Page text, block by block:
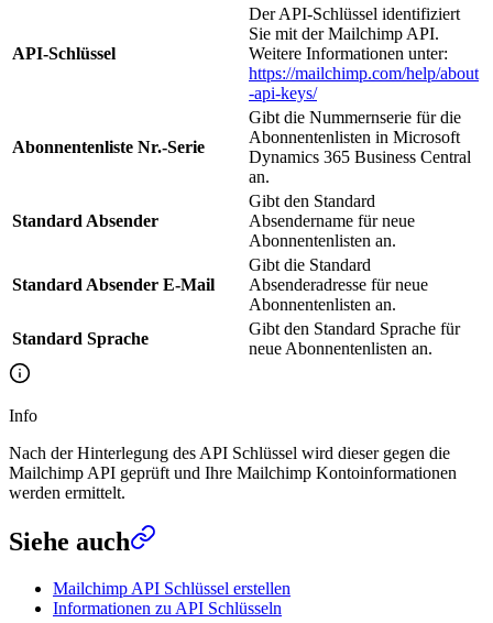
API-Schlüssel
Der API-Schlüssel identifiziert
Sie mit der Mailchimp API.
Weitere Informationen unter:
https://mailchimp.com/help/about
-api-keys/
Abonnentenliste Nr.-Serie
Gibt die Nummernserie für die
Abonnentenlisten in Microsoft
Dynamics 365 Business Central
an.
Standard Absender
Gibt den Standard
Absendername für neue
Abonnentenlisten an.
Standard Absender E-Mail
Gibt die Standard
Absenderadresse für neue
Abonnentenlisten an.
Standard Sprache
Gibt den Standard Sprache für
neue Abonnentenlisten an.
Info
Nach der Hinterlegung des API Schlüssel wird dieser gegen die
Mailchimp API geprüft und Ihre Mailchimp Kontoinformationen
werden ermittelt.
Siehe auch
Mailchimp API Schlüssel erstellen
Informationen zu API Schlüsseln